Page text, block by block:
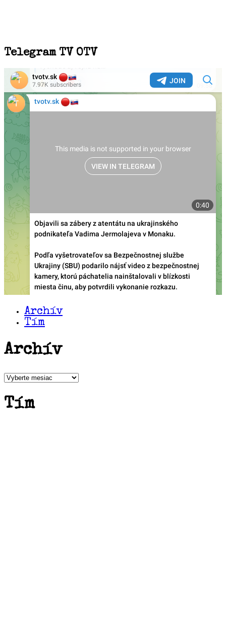
Telegram TV OTV
Archív
Tím
Archív
Archív
Tím